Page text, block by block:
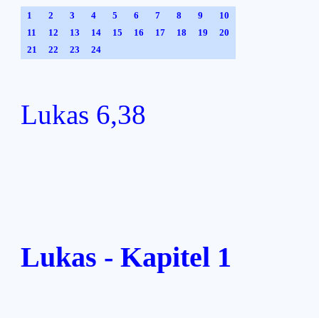
1 2 3 4 5 6 7 8 9
10
11
12 13 14 15 16 17 18 19
20
21
22 23 24
Lukas 6,38
Lukas - Kapitel 1